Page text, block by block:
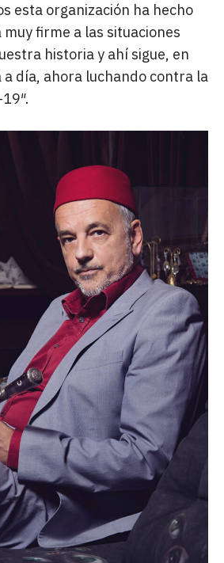
esta organización ha hecho
firme a las situaciones
historia y ahí sigue, en
día, ahora luchando contra la